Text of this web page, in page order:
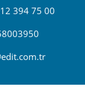
394 75 00